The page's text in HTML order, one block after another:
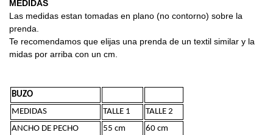
MEDIDAS
Las medidas estan tomadas en plano (no contorno) sobre la
prenda.
Te recomendamos que elijas una prenda de un textil similar y la
midas por arriba con un cm.
BUZO
MEDIDAS
TALLE 1
TALLE 2
ANCHO DE PECHO
55 cm
60 cm